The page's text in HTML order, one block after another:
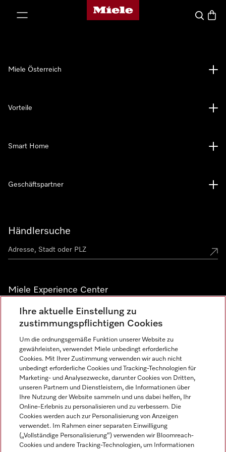
Miele-Homepage
Suche
Händlersuche
Miele Experience Center
Alle Miele Experience Center anzeigen
Newsletter
Miele Österreich
Vorteile
Smart Home
Geschäftspartner
Miele auf Instagram
Miele auf Facebook
Miele auf Youtube
Ihre aktuelle Einstellung zu
zustimmungspflichtigen Cookies
Um die ordnungsgemäße Funktion unserer Website zu
gewährleisten, verwendet Miele unbedingt erforderliche
Cookies. Mit Ihrer Zustimmung verwenden wir auch nicht
unbedingt erforderliche Cookies und Tracking-Technologien für
Marketing- und Analysezwecke, darunter Cookies von Dritten,
unseren Partnern und Dienstleistern, die Informationen über
Ihre Nutzung der Website sammeln und uns dabei helfen, Ihr
Online-Erlebnis zu personalisieren und zu verbessern. Die
Cookies werden auch zur Personalisierung von Anzeigen
verwendet. Im Rahmen einer separaten Einwilligung
(„Vollständige Personalisierung“) verwenden wir Bloomreach-
Cookies und andere Tracking-Technologien, um Informationen